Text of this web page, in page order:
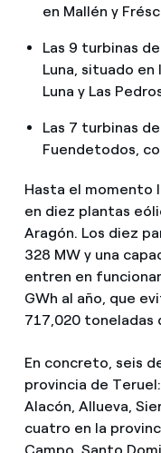
en Mallén y
Las 9 turbinas
Luna, situado
Luna y Las
Las 7 turbinas
Fuendetodos,
Hasta el momento
en diez plantas
Aragón. Los diez
328 MW y una
entren en
GWh al año, que
717,020 toneladas
En concreto, seis
provincia de
Alacón, Allueva,
cuatro en la